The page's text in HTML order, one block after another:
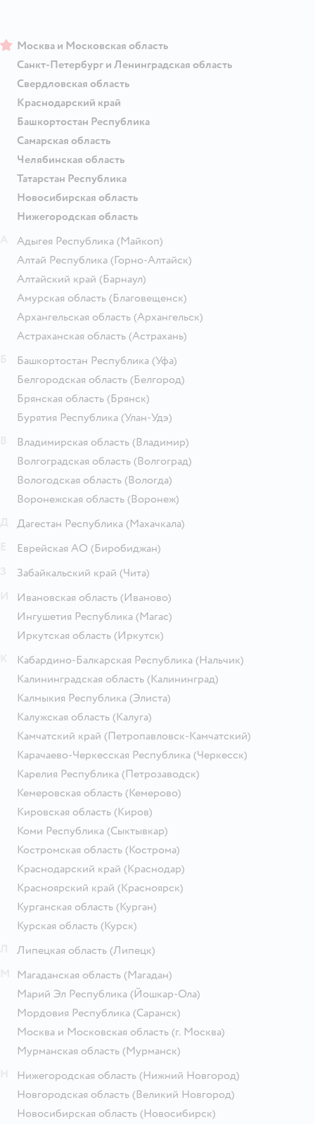
Москва и Московская область
Санкт-Петербург и Ленинградская область
Свердловская область
Краснодарский край
Башкортостан Республика
Самарская область
Челябинская область
Татарстан Республика
Новосибирская область
Нижегородская область
Адыгея Республика (Майкоп)
Алтай Республика (Горно-Алтайск)
Алтайский край (Барнаул)
Амурская область (Благовещенск)
Архангельская область (Архангельск)
Астраханская область (Астрахань)
Башкортостан Республика (Уфа)
Белгородская область (Белгород)
Брянская область (Брянск)
Бурятия Республика (Улан-Удэ)
Владимирская область (Владимир)
Волгоградская область (Волгоград)
Вологодская область (Вологда)
Воронежская область (Воронеж)
Дагестан Республика (Махачкала)
Еврейская АО (Биробиджан)
Забайкальский край (Чита)
Ивановская область (Иваново)
Ингушетия Республика (Магас)
Иркутская область (Иркутск)
Кабардино-Балкарская Республика (Нальчик)
Калининградская область (Калининград)
Калмыкия Республика (Элиста)
Калужская область (Калуга)
Камчатский край (Петропавловск-Камчатский)
Карачаево-Черкесская Республика (Черкесск)
Карелия Республика (Петрозаводск)
Кемеровская область (Кемерово)
Кировская область (Киров)
Коми Республика (Сыктывкар)
Костромская область (Кострома)
Краснодарский край (Краснодар)
Красноярский край (Красноярск)
Курганская область (Курган)
Курская область (Курск)
Липецкая область (Липецк)
Магаданская область (Магадан)
Марий Эл Республика (Йошкар-Ола)
Мордовия Республика (Саранск)
Москва и Московская область (г. Москва)
Мурманская область (Мурманск)
Нижегородская область (Нижний Новгород)
Новгородская область (Великий Новгород)
Новосибирская область (Новосибирск)